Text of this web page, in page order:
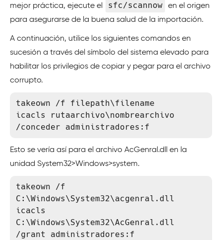
mejor práctica, ejecute el
sfc/scannow
en el origen
para asegurarse de la buena salud de la importación.
A continuación, utilice los siguientes comandos en
sucesión a través del símbolo del sistema elevado para
habilitar los privilegios de copiar y pegar para el archivo
corrupto.
takeown /f filepath\filename
icacls rutaarchivo\nombrearchivo
/conceder administradores:f
Esto se vería así para el archivo AcGenral.dll en la
unidad System32>Windows>system.
takeown /f
C:\Windows\System32\acgenral.dll
icacls
C:\Windows\System32\AcGenral.dll
/grant administradores:f